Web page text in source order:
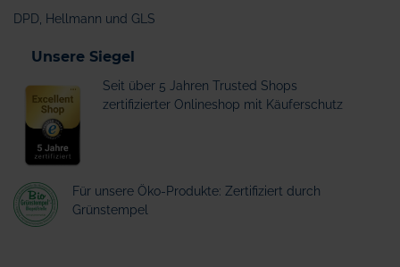
DPD, Hellmann und GLS
Unsere Siegel
Seit über 5 Jahren Trusted Shops
zertifizierter Onlineshop mit Käuferschutz
Für unsere Öko-Produkte: Zertifiziert durch
Grünstempel